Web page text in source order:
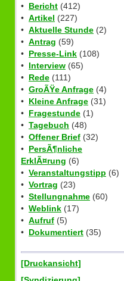
• Bericht (412)
• Artikel (227)
• Aktuelle Stunde (2)
• Antrag (59)
• Presse-Link (108)
• Interview (65)
• Rede (111)
• GroÃŸe Anfrage (4)
• Kleine Anfrage (31)
• Fragestunde (1)
• Tagebuch (48)
• Offener Brief (32)
• PersÃ¶nliche
ErklÃ¤rung (6)
• Veranstaltungstipp (6)
• Vortrag (23)
• Stellungnahme (60)
• Weblink (17)
• Aufruf (5)
• Dokumentiert (35)
[Druckansicht]